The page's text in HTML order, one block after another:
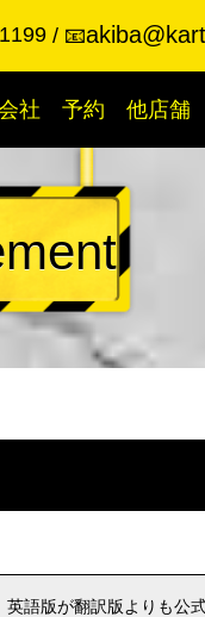
📧
社 予約 他店舗
語版が翻訳版よりも公